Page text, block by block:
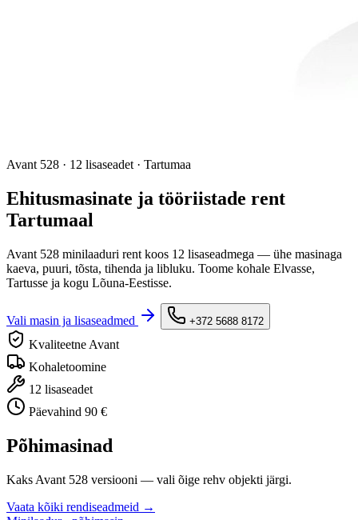
Avant 528 · 12 lisaseadet · Tartumaa
Ehitusmasinate ja tööriistade rent
Tartumaal
Avant 528 minilaaduri rent koos 12 lisaseadmega — ühe masinaga
kaeva, puuri, tõsta, tihenda ja libluku. Toome kohale Elvasse,
Tartusse ja kogu Lõuna-Eestisse.
Vali masin ja lisaseadmed +372 5688 8172
Kvaliteetne Avant
Kohaletoomine
12 lisaseadet
Päevahind 90 €
Põhimasinad
Kaks Avant 528 versiooni — vali õige rehv objekti järgi.
Vaata kõiki rendiseadmeid →